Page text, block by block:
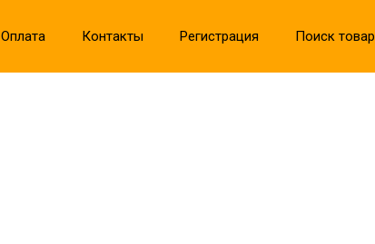
Оплата Контакты Регистрация Поиск